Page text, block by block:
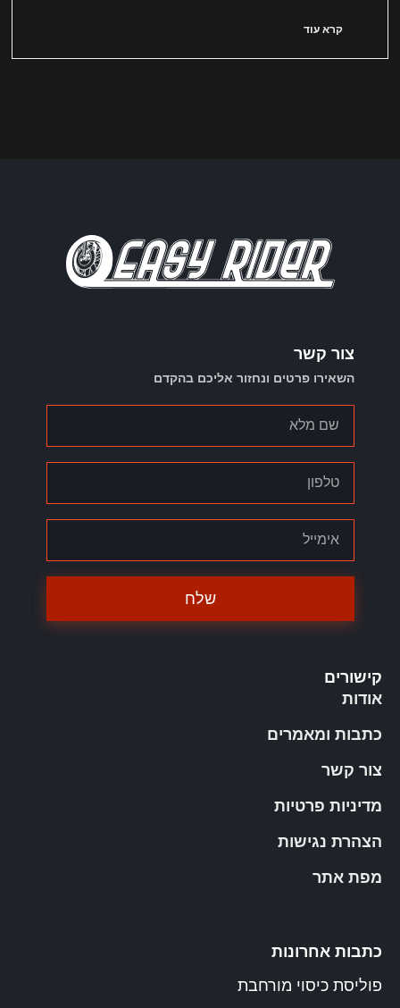
קרא עוד
צור קשר
השאירו פרטים ונחזור אליכם בהקדם
שלח
קישורים
אודות
כתבות ומאמרים
צור קשר
מדיניות פרטיות
הצהרת נגישות
מפת אתר
כתבות אחרונות
פוליסת כיסוי מורחבת